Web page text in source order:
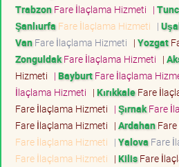
TrabzonFare İlaçlama Hizmeti |
Şanlıurfa Fare İlaçlama Hizmeti |
VanFare İlaçlama Hizmeti | Yozgat
ZonguldakFare İlaçlama Hizmeti |
Hizmeti | BayburtFare İlaçlama
İlaçlama Hizmeti | KırıkkaleFare
Fare İlaçlama Hizmeti | ŞırnakFare
Fare İlaçlama Hizmeti | ArdahanFare
Fare İlaçlama Hizmeti | Yalova Fare
Fare İlaçlama Hizmeti | KilisFare